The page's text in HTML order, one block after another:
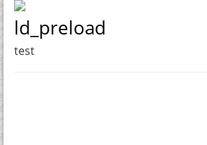
ld_preload
test